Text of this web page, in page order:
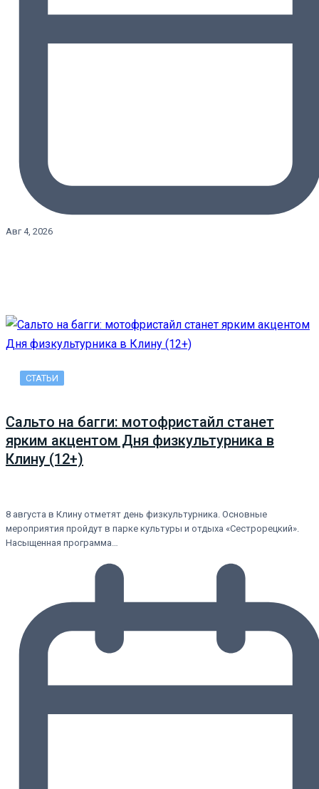
Авг 4, 2026
СТАТЬИ
Сальто на багги: мотофристайл станет
ярким акцентом Дня физкультурника в
Клину (12+)
8 августа в Клину отметят день физкультурника. Основные
мероприятия пройдут в парке культуры и отдыха «Сестрорецкий».
Насыщенная программа…